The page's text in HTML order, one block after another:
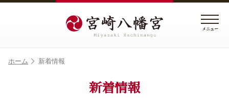
メニュー
ホーム 新着情報
新着情報